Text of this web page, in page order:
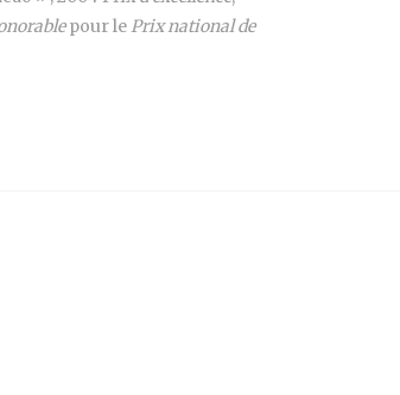
pour lePrix national de